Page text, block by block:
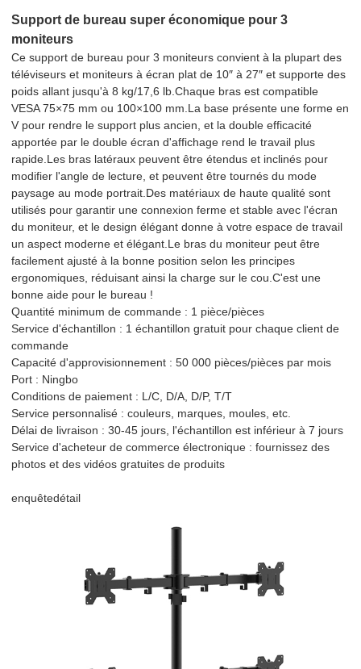
Support de bureau super économique pour 3
moniteurs
Ce support de bureau pour 3 moniteurs convient à la plupart des
téléviseurs et moniteurs à écran plat de 10″ à 27″ et supporte des
poids allant jusqu'à 8 kg/17,6 lb.Chaque bras est compatible
VESA 75×75 mm ou 100×100 mm.La base présente une forme en
V pour rendre le support plus ancien, et la double efficacité
apportée par le double écran d'affichage rend le travail plus
rapide.Les bras latéraux peuvent être étendus et inclinés pour
modifier l'angle de lecture, et peuvent être tournés du mode
paysage au mode portrait.Des matériaux de haute qualité sont
utilisés pour garantir une connexion ferme et stable avec l'écran
du moniteur, et le design élégant donne à votre espace de travail
un aspect moderne et élégant.Le bras du moniteur peut être
facilement ajusté à la bonne position selon les principes
ergonomiques, réduisant ainsi la charge sur le cou.C'est une
bonne aide pour le bureau !
Quantité minimum de commande : 1 pièce/pièces
Service d'échantillon : 1 échantillon gratuit pour chaque client de
commande
Capacité d'approvisionnement : 50 000 pièces/pièces par mois
Port : Ningbo
Conditions de paiement : L/C, D/A, D/P, T/T
Service personnalisé : couleurs, marques, moules, etc.
Délai de livraison : 30-45 jours, l'échantillon est inférieur à 7 jours
Service d'acheteur de commerce électronique : fournissez des
photos et des vidéos gratuites de produits
enquêtedétail